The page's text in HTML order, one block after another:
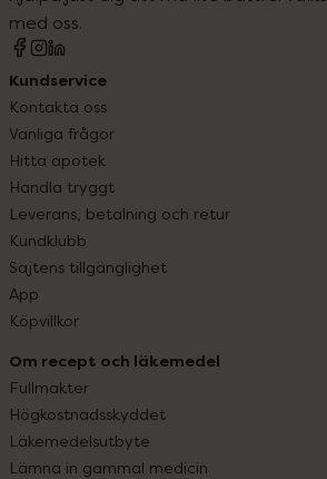
med oss.
Kundservice
Kontakta oss
Vanliga frågor
Hitta apotek
Handla tryggt
Leverans, betalning och retur
Kundklubb
Sajtens tillgänglighet
App
Köpvillkor
Om recept och läkemedel
Fullmakter
Högkostnadsskyddet
Läkemedelsutbyte
Lämna in gammal medicin